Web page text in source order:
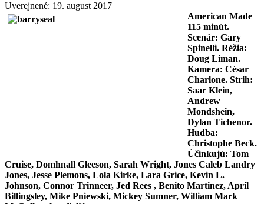
Uverejnené: 19. august 2017
American Made
115 minút.
Scenár: Gary
Spinelli. Réžia:
Doug Liman.
Kamera: César
Charlone. Strih:
Saar Klein,
Andrew
Mondshein,
Dylan Tichenor.
Hudba:
Christophe Beck.
Účinkujú: Tom
Cruise, Domhnall Gleeson, Sarah Wright, Jones Caleb Landry
Jones, Jesse Plemons, Lola Kirke, Lara Grice, Kevin L.
Johnson, Connor Trinneer, Jed Rees , Benito Martinez, April
Billingsley, Mike Pniewski, Mickey Sumner, William Mark